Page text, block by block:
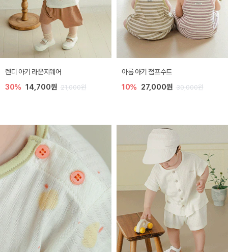
렌디 아기 라운지웨어
30% 14,700원 21,000원
아롬 아기 점프수트
10% 27,000원 30,000원